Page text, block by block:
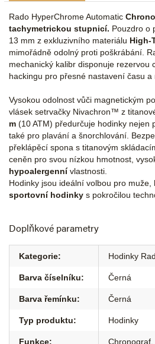
Rado HyperChrome Automatic
tachymetrickou stupnicí. Pouzdro o
13 mm z exkluzivního materiálu High-
mimořádně odolný proti poškrábání.
mechanický kalibr disponuje rezervou
hackingu pro přesné nastavení času a
Vysokou odolnost vůči magnetickým
vlásek setrvačky Nivachron™ z
m (10 ATM) předurčuje hodinky nejen
také pro plavání a šnorchlování.
překlápěcí spona s titanovým
ceněn pro svou nízkou hmotnost,
hypoalergennívlastnosti.
Hodinky jsou ideální volbou pro
sportovní hodinky s pokročilou
Doplňkové parametry
Kategorie: Hodinky
Barva číselníku: Černá
Barva řemínku: Černá
Typ produktu: Hodinky
Funkce: Chronograf